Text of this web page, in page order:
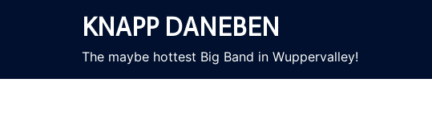
KNAPP DANEBEN
The maybe hottest Big Band in Wuppervalley!